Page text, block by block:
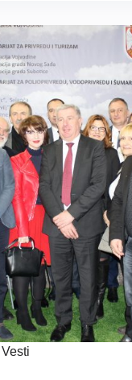
Vesti